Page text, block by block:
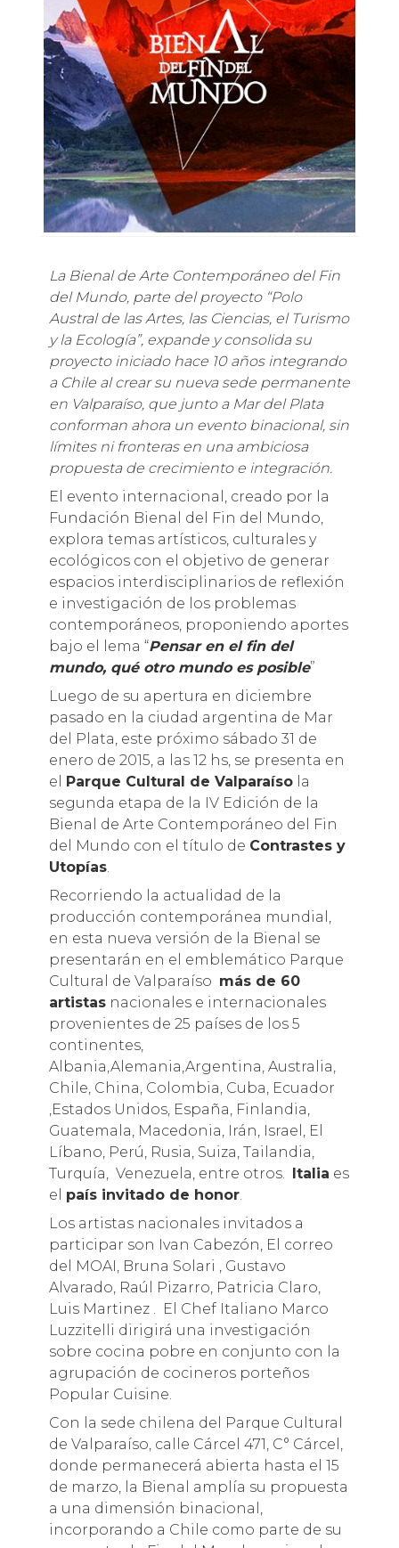
La Bienal de Arte Contemporáneo del Fin
del Mundo, parte del proyecto “Polo
Austral de las Artes, las Ciencias, el Turismo
y la Ecología”, expande y consolida su
proyecto iniciado hace 10 años integrando
a Chile al crear su nueva sede permanente
en Valparaíso, que junto a Mar del Plata
conforman ahora un evento binacional, sin
límites ni fronteras en una ambiciosa
propuesta de crecimiento e integración.
El evento internacional, creado por la
Fundación Bienal del Fin del Mundo,
explora temas artísticos, culturales y
ecológicos con el objetivo de generar
espacios interdisciplinarios de reflexión
e investigación de los problemas
contemporáneos, proponiendo aportes
bajo el lema “Pensar en el fin del
mundo, qué otro mundo es posible”
Luego de su apertura en diciembre
pasado en la ciudad argentina de Mar
del Plata, este próximo sábado 31 de
enero de 2015, a las 12 hs, se presenta en
el Parque Cultural de Valparaísola
segunda etapa de la IV Edición de la
Bienal de Arte Contemporáneo del Fin
del Mundo con el título de Contrastes y
Utopías.
Recorriendo la actualidad de la
producción contemporánea mundial,
en esta nueva versión de la Bienal se
presentarán en el emblemático Parque
Cultural de Valparaíso más de 60
artistasnacionales e internacionales
provenientes de 25 países de los 5
continentes,
Albania,Alemania,Argentina, Australia,
Chile, China, Colombia, Cuba, Ecuador
,Estados Unidos, España, Finlandia,
Guatemala, Macedonia, Irán, Israel, El
Líbano, Perú, Rusia, Suiza, Tailandia,
Turquía, Venezuela, entre otros. Italia es
el país invitado de honor.
Los artistas nacionales invitados a
participar son Ivan Cabezón, El correo
del MOAI, Bruna Solari , Gustavo
Alvarado, Raúl Pizarro, Patricia Claro,
Luis Martinez . El Chef Italiano Marco
Luzzitelli dirigirá una investigación
sobre cocina pobre en conjunto con la
agrupación de cocineros porteños
Popular Cuisine.
Con la sede chilena del Parque Cultural
de Valparaíso, calle Cárcel 471, C° Cárcel,
donde permanecerá abierta hasta el 15
de marzo, la Bienal amplía su propuesta
a una dimensión binacional,
incorporando a Chile como parte de su